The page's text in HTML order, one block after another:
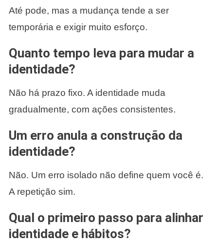
Até pode, mas a mudança tende a ser
temporária e exigir muito esforço.
Quanto tempo leva para mudar a
identidade?
Não há prazo fixo. A identidade muda
gradualmente, com ações consistentes.
Um erro anula a construção da
identidade?
Não. Um erro isolado não define quem você é.
A repetição sim.
Qual o primeiro passo para alinhar
identidade e hábitos?